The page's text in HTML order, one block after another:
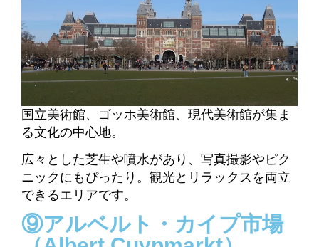
国立美術館、ゴッホ美術館、現代美術館が集ま
る文化の中心地。
広々とした芝生や噴水があり、写真撮影やピク
ニックにもぴったり。観光とリラックスを両立
できるエリアです。
⑨アルベルト・カイプ市場